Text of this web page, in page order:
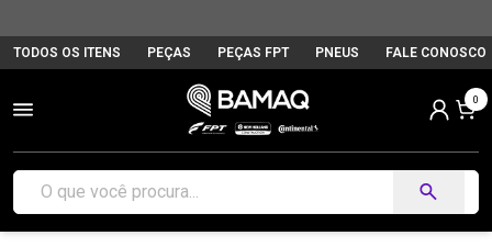
TODOS OS ITENS PEÇAS PEÇAS FPT PNEUS FALE CONOSCO
0